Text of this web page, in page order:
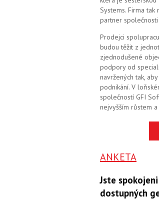
Systems. Firma
partner společnosti
Prodejci
budou těžit z
zjednodušené
podpory od
navržených tak,
podnikání. V
společností GFI
nejvyšším růstem
ANKETA
Jste
dostupných